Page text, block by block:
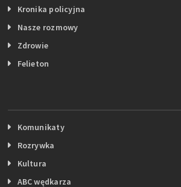
Kronika policyjna
Nasze rozmowy
Zdrowie
Felieton
Komunikaty
Rozrywka
Kultura
ABC wędkarza